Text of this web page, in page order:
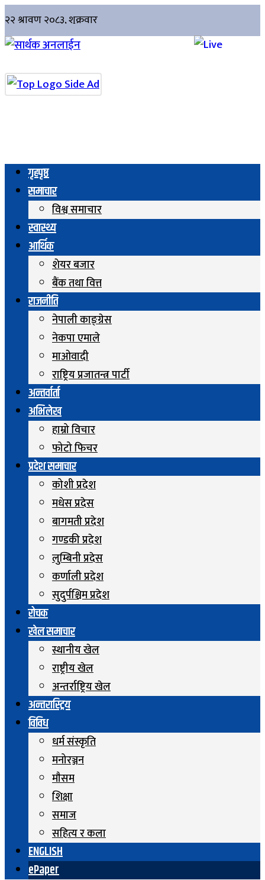
गृहपृष्ठ
समाचार
विश्व समाचार
स्वास्थ्य
आर्थिक
शेयर बजार
बैंक तथा वित्त
राजनीति
नेपाली काङ्ग्रेस
नेकपा एमाले
माओवादी
राष्ट्रिय प्रजातन्त्र पार्टी
अन्तर्वार्ता
अभिलेख
हाम्रो विचार
फोटो फिचर
प्रदेश समाचार
कोशी प्रदेश
मधेस प्रदेस
बागमती प्रदेश
गण्डकी प्रदेश
लुम्बिनी प्रदेस
कर्णाली प्रदेश
सुदुर्पश्चिम प्रदेश
रोचक
खेल समाचार
स्थानीय खेल
राष्ट्रीय खेल
अन्तर्राष्ट्रिय खेल
अन्तरास्ट्रिय
विविध
धर्म संस्कृति
मनोरञ्जन
माैसम
शिक्षा
समाज
सहित्य र कला
ENGLISH
ePaper